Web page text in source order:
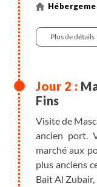
Plus de détails
Fins
Visite de
ancien port.
marché aux
plus anciens
Bait Al